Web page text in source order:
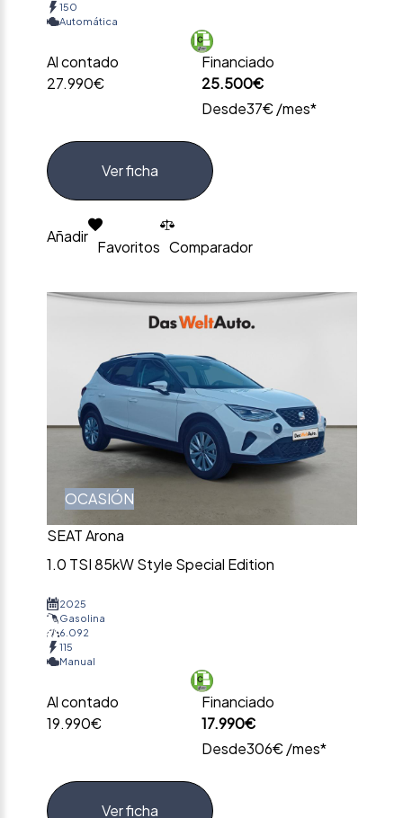
150
Automática
Al contado
27.990€
Financiado
25.500€
Desde37€ /mes*
Ver ficha
Añadir
Favoritos Comparador
OCASIÓN
SEAT Arona
1.0 TSI 85kW Style Special Edition
2025
Gasolina
6.092
115
Manual
Al contado
19.990€
Financiado
17.990€
Desde306€ /mes*
Ver ficha